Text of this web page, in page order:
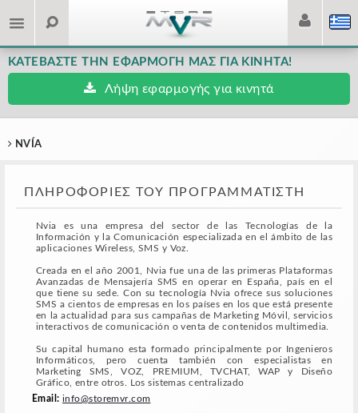
ΚΑΤΕΒΆΣΤΕ ΤΗΝ ΕΦΑΡΜΟΓΉ ΜΑΣ ΓΙΑ ΚΙΝΗΤΆ!
Λήψη εφαρμογής για κινητά
NVÍA
ΠΛΗΡΟΦΟΡΊΕΣ ΤΟΥ ΠΡΟΓΡΑΜΜΑΤΙΣΤΉ
Nvia es una empresa del sector de las Tecnologías de la
Información y la Comunicación especializada en el ámbito de las
aplicaciones Wireless, SMS y Voz.
Creada en el año 2001, Nvia fue una de las primeras Plataformas
Avanzadas de Mensajería SMS en operar en España, país en el
que tiene su sede. Con su tecnología Nvia ofrece sus soluciones
SMS a cientos de empresas en los países en los que está presente
en la actualidad para sus campañas de Marketing Móvil, servicios
interactivos de comunicación o venta de contenidos multimedia.
Su capital humano esta formado principalmente por Ingenieros
Informáticos, pero cuenta también con especialistas en
Marketing SMS, VOZ, PREMIUM, TVCHAT, WAP y Diseño
Gráfico, entre otros. Los sistemas centralizado
Email: info@storemvr.com